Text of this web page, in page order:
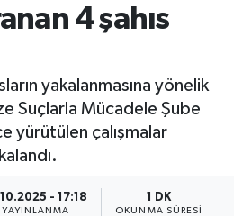
4 şahıs
yakalanmasına yönelik
Suçlarla Mücadele Şube
yürütülen çalışmalar
- 17:18
YAYINLANMA
1 DK
OKUNMA SÜRESI